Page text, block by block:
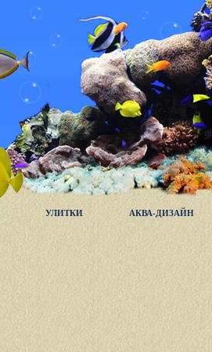
УЛИТКИ
АКВА-ДИЗАЙН